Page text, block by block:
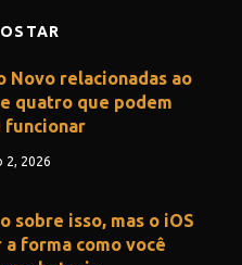
Novo relacionadas ao
quatro que podem
funcionar
2, 2026
sobre isso, mas o iOS
a forma como você